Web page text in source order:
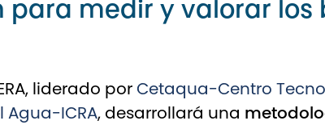
para medir y valorar
liderado por Cetaqua-Centro
Agua-ICRA, desarrollará una